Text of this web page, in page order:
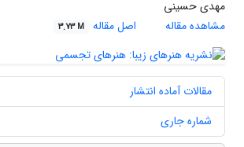
مهدی حسینی
مشاهده مقاله
اصل مقاله 3.73 M
مقالات آماده انتشار
شماره جاری